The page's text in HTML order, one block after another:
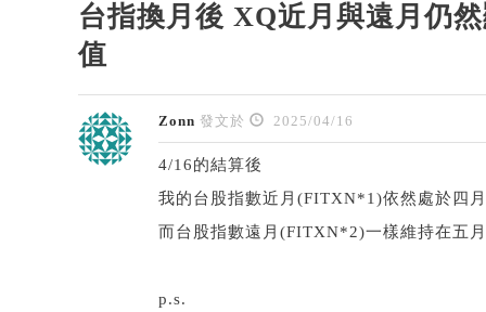
台指換月後 XQ近月與遠月仍
值
Zonn 發文於 2025/04/16
4/16的結算後
我的台股指數近月(FITXN*1)依然處於四
而台股指數遠月(FITXN*2)一樣維持在五
p.s.